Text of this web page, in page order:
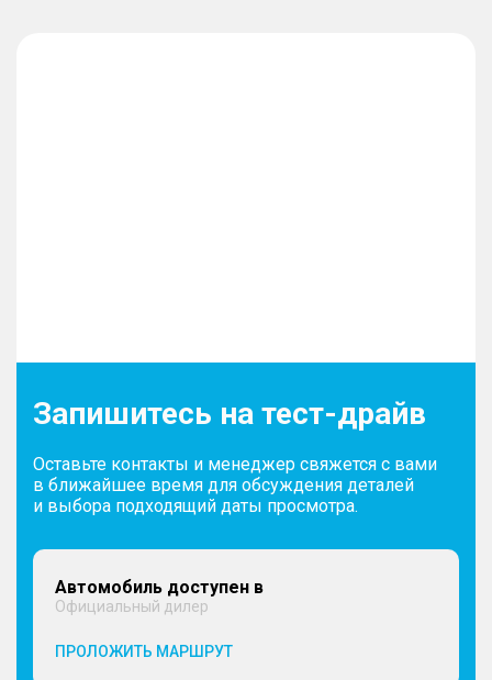
Запишитесь на тест-драйв
Оставьте контакты и менеджер свяжется с вами
в ближайшее время для обсуждения деталей
и выбора подходящий даты просмотра.
Автомобиль доступен в
Официальный дилер
ПРОЛОЖИТЬ МАРШРУТ